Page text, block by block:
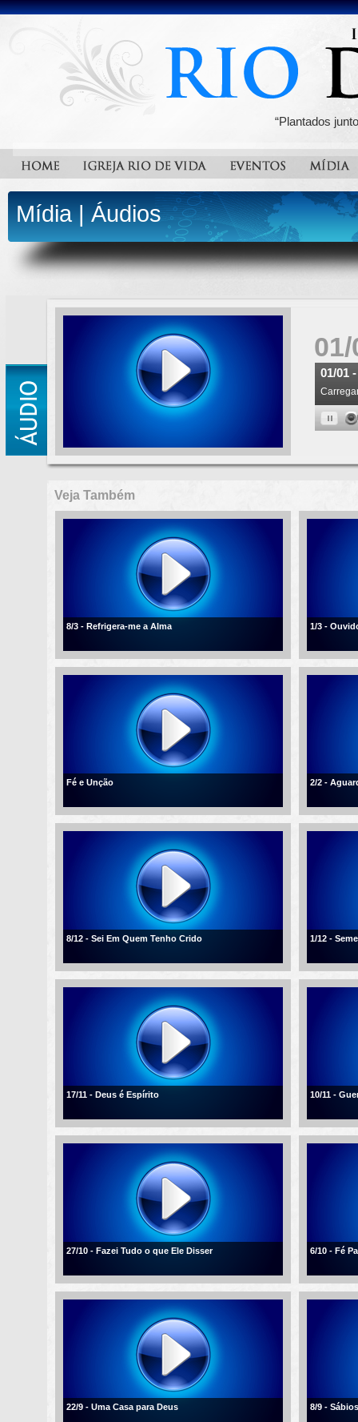
“Plantados
Mídia|Áudios
Veja Também
8/3 - Refrigera-me a Alma 1/3 -
Fé e Unção 2/2 -
8/12 - Sei Em Quem Tenho Crido 1/12 -
17/11 - Deus é Espírito 10/11 -
27/10 - Fazei Tudo o que Ele Disser 6/10 - Fé
22/9 - Uma Casa para Deus 8/9 -